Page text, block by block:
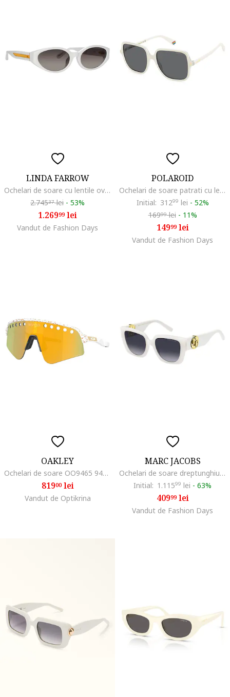
LINDA FARROW
Ochelari de soare cu lentile ovale Lyra, Alb/Auriu
2.74537lei - 53%
1.26999lei
Vandut de Fashion Days
POLAROID
Ochelari de soare patrati cu lentile polarizate
Initial: 31299 lei - 52%
16999lei - 11%
14999lei
Vandut de Fashion Days
OAKLEY
Ochelari de soare OO9465 946533 25, Marime 25 mm
81900lei
Vandut de Optikrina
MARC JACOBS
Ochelari de soare dreptunghiulari
Initial: 1.11599 lei - 63%
40999lei
Vandut de Fashion Days